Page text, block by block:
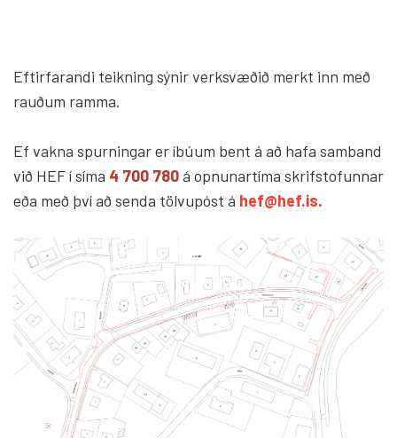
Eftirfarandi teikning sýnir verksvæðið merkt inn með
rauðum ramma.
Ef vakna spurningar er íbúum bent á að hafa samband
við HEF í síma 4 700 780á opnunartíma skrifstofunnar
eða með því að senda tölvupóst á hef@hef.is.